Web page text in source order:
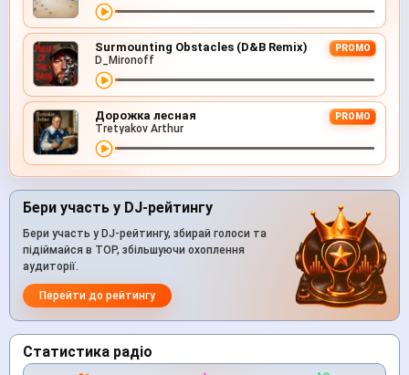
Surmounting Obstacles (D&B Remix) PROMO
D_Mironoff
Дорожка лесная PROMO
Tretyakov Arthur
Бери участь у DJ-рейтингу
Бери участь у DJ-рейтингу, збирай голоси та
підіймайся в TOP, збільшуючи охоплення
аудиторії.
Перейти до рейтингу
Статистика радіо